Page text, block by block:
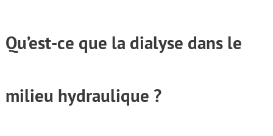
Qu’est-ce que la dialyse dans le
milieu hydraulique ?